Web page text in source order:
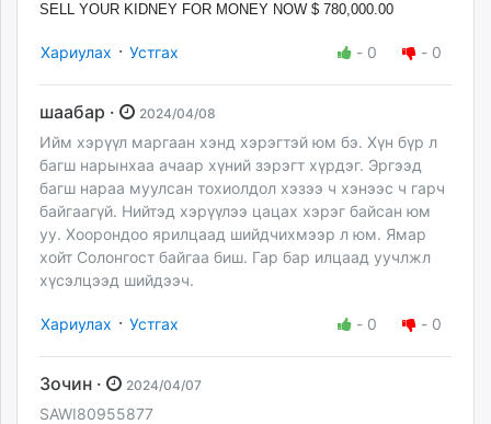
SELL YOUR KIDNEY FOR MONEY NOW $ 780,000.00
Хариулах · Устгах - 0 - 0
шаабар · 2024/04/08
Ийм хэрүүл маргаан хэнд хэрэгтэй юм бэ. Хүн бүр л
багш нарынхаа ачаар хүний зэрэгт хүрдэг. Эргээд
багш нараа муулсан тохиолдол хэзээ ч хэнээс ч гарч
байгаагүй. Нийтэд хэрүүлээ цацах хэрэг байсан юм
уу. Хоорондоо ярилцаад шийдчихмээр л юм. Ямар
хойт Солонгост байгаа биш. Гар бар илцаад уучлжл
хүсэлцээд шийдээч.
Хариулах · Устгах - 0 - 0
Зочин · 2024/04/07
SAWI80955877